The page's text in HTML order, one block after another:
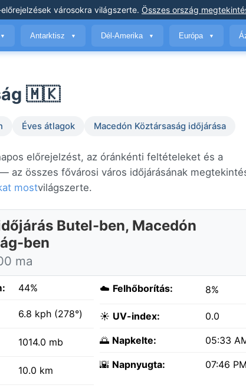
városokra világszerte. Összes ország
▼ Antarktisz ▼ Dél-Amerika ▼ Európa ▼
🇲🇰
Éves átlagok Macedón Köztársaság időjárása
előrejelzést, az óránkénti feltételeket és a
az összes fővárosi város időjárásának
mostvilágszerte.
Butel-ben, Macedón
ben
ma
44%
6.8 kph (278°)
1014.0 mb
10.0 km
☁️ Felhőborítás: 8%
☀️ UV-index: 0.0
🌅 Napkelte: 05:33
🌇 Napnyugta: 07:46 PM